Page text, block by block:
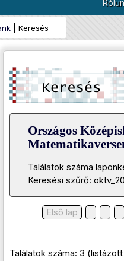
Keresés
Országos
Találatok száma
Keresési szűrő:
Első lap
Találatok száma: 3